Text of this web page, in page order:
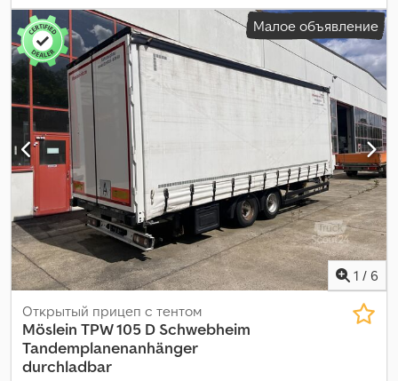
ширина пространства для загрузки:2 420 мм, высота
грузового отсека:1 800 мм , объем грузового пространства:24
м³, подвеска:другое, размер шины: 435/50 R 19,5
, цвет:
другое, тип передачи: другое , размер передней шины:
435/50
, размер задней шины: 435/50 R 19,5 , кабина водителя:
другое , класс выбросов:
Оборудование:
ABS, пневматический тормоз
Малое объявление
1 / 6
Открытый прицеп с тентом
Möslein TPW 105 D Schwebheim
Tandemplanenanhänger
durchladbar